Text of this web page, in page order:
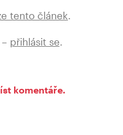
tento článek
přihlásit se
komentáře.